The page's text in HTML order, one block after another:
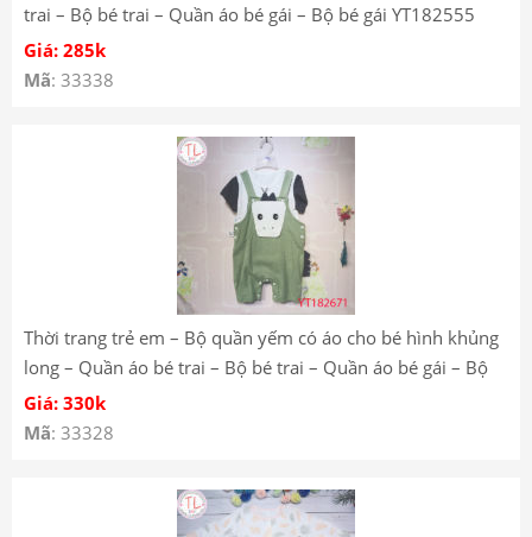
trai – Bộ bé trai – Quần áo bé gái – Bộ bé gái YT182555
Giá: 285k
Mã: 33338
Thời trang trẻ em – Bộ quần yếm có áo cho bé hình khủng
long – Quần áo bé trai – Bộ bé trai – Quần áo bé gái – Bộ
bé gái Mã YT182671
Giá: 330k
Mã: 33328